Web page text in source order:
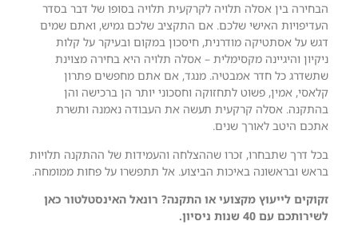
הבחירה בין אסלה תלויה לקרקעית תלויה בסופו של דבר בסדר
העדיפויות האישי שלכם. אם התקציב שלכם גמיש, ואתם שמים
דגש על אסתטיקה מודרנית, חיסכון במקום ובעיקר על קלות
ניקיון והיגיינה מקסימלית – אסלה תלויה היא בחירה מצוינת
שתשדרג כל חדר אמבטיה. מנגד, אם אתם מחפשים פתרון
קלאסי, אמין, פשוט לתחזוקה וחסכוני יותר הן ברכישה והן
בהתקנה. אסלה קרקעית תעשה את העבודה נאמנה ותשרת
אתכם היטב לאורך שנים.
בכל דרך שתבחרו, זכרו שההצלחה והעמידות של ההתקנה תלויות
בראש ובראשונה באיכות הביצוע. אל תתפשרו על פחות ממומחה.
זקוקים לייעוץ מקצועי או התקנה? רונאל האינסטלטור כאן
לשירותכם עם 40 שנות ניסיון.